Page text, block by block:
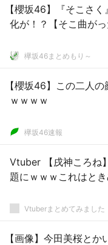
【櫻坂46】『そこさ
化が！？【そこ曲がっ
欅坂46まとめもり～
【櫻坂46】この二人
ｗｗｗｗ
欅坂46速報
Vtuber 【戌神ころね
題にｗｗｗこれはと
Vtuberまとめてみました
【画像】今田美桜と